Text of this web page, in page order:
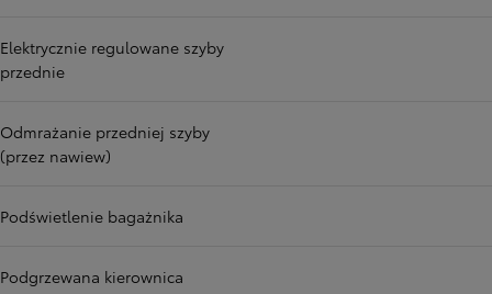
Elektrycznie regulowane szyby
przednie
Odmrażanie przedniej szyby
(przez nawiew)
Podświetlenie bagażnika
Podgrzewana kierownica